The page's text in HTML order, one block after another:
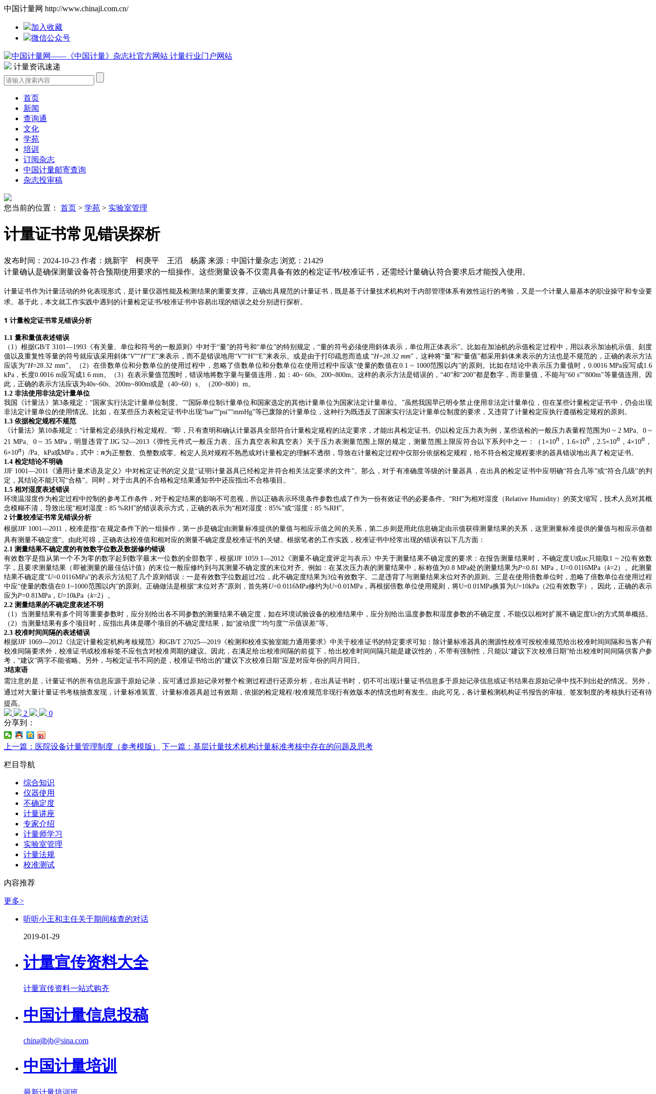
中国计量网 http://www.chinajl.com.cn/
加入收藏
微信公众号
计量资讯速递
首页
新闻
查询通
文化
学苑
培训
订阅杂志
中国计量邮寄查询
杂志投审稿
您当前的位置： 首页 > 学苑 > 实验室管理
计量证书常见错误探析
发布时间：2024-10-23 作者：姚新宇 柯庚平 王滔 杨露 来源：中国计量杂志 浏览：21429
计量确认是确保测量设备符合预期使用要求的一组操作。这些测量设备不仅需具备有效的检定证书/校准证书，还需经计量确认符合要求后才能投入使用。
计量证书作为计量活动的外化表现形式，是计量仪器性能及检测结果的重要支撑。正确出具规范的计量证书，既是基于计量技术机构对于内部管理体系有效性运行的考验，又是一个计量人最基本的职业操守和专业要
求。基于此，本文就工作实践中遇到的计量检定证书/校准证书中容易出现的错误之处分别进行探析。
1 计量检定证书常见错误分析
1.1 量和量值表述错误
（1）根据GB/T 3101—1993《有关量、单位和符号的一般原则》中对于“量”的符号和“单位”的特别规定，“量的符号必须使用斜体表示，单位用正体表示”。比如在加油机的示值检定过程中，用以表示加油机示值、刻度
值以及重复性等量的符号就应该采用斜体“V”“H”“E”来表示，而不是错误地用“V”“H”“E”来表示。或是由于打印疏忽而造成 “H=28.32 mm”，这种将“量”和“量值”都采用斜体来表示的方法也是不规范的，正确的表示方法
应该为“H=28.32 mm”。
（2）在倍数单位和分数单位的使用过程中，忽略了倍数单位和分数单位在使用过程中应该“使量的数值在0.1 ~ 1000范围以内”的原则。比如在结论中表示压力量值时，0.0016 MPa应写成1.6
kPa，长度0.0016 m应写成1.6 mm。
（3）在表示量值范围时，错误地将数字量与量值连用，如：40~ 60s、200~800m。这样的表示方法是错误的，“40”和“200”都是数字，而非量值，不能与“60 s”“800m”等量值连用。因
此， 正确的表示方法应该为40s~60s、200m~800m或是（40~60）s、（200~800）m。
1.2 非法使用非法定计量单位
我国《计量法》第3条规定：“国家实行法定计量单位制度。”“国际单位制计量单位和国家选定的其他计量单位为国家法定计量单位。”虽然我国早已明令禁止使用非法定计量单位，但在某些计量检定证书中，仍会出现
非法定计量单位的使用情况。比如，在某些压力表检定证书中出现“bar”“psi”“mmHg”等已废除的计量单位，这种行为既违反了国家实行法定计量单位制度的要求，又违背了计量检定应执行遵循检定规程的原则。
1.3 依据检定规程不规范
《计量法》第10条规定：“计量检定必须执行检定规程。”即，只有查明和确认计量器具全部符合计量检定规程的法定要求，才能出具检定证书。仍以检定压力表为例，某些送检的一般压力表量程范围为0 ~ 2 MPa、0 ~
21 MPa、0 ~ 35 MPa，明显违背了JJG 52—2013《弹性元件式一般压力表、压力真空表和真空表》关于压力表测量范围上限的规定，测量范围上限应符合以下系列中之一：（1×10n，1.6×10n， 2.5×10n ，4×10n ，
6×10n）/Pa、kPa或MPa，式中： n为正整数、负整数或零。检定人员对规程不熟悉或对计量检定的理解不透彻，导致在计量检定过程中仅部分依据检定规程，给不符合检定规程要求的器具错误地出具了检定证书。
1.4 检定结论不明确
JJF 1001—2011《通用计量术语及定义》中对检定证书的定义是“证明计量器具已经检定并符合相关法定要求的文件”。那么，对于有准确度等级的计量器具，在出具的检定证书中应明确“符合 几等”或“符合几级”的判
定，其结论不能只写“合格”。
同时，对于出具的不合格检定结果通知书中还应指出不合格项目。
1.5 相对湿度表述错误
环境温湿度作为检定过程中控制的参考工作条件，对于检定结果的影响不可忽视，所以正确表示环境条件参数也成了作为一份有效证书的必要条件。“RH”为相对湿度（Relative Humidity）的英文缩写，技术人员对其概
念模糊不清，导致出现“相对湿度：85 %RH”的错误表示方式，正确的表示为“相对湿度：85%”或“湿度：85 %RH”。
2 计量校准证书常见错误分析
根据JJF 1001—2011，校准是指“在规定条件下的一组操作，第一步是确定由测量标准提供的量值与相应示值之间的关系，第二步则是用此信息确定由示值获得测量结果的关系，这里测量标准提供的量值与相应示值都
具有测量不确定度”。由此可得，正确表达校准值和相对应的测量不确定度是校准证书的关键。根据笔者的工作实践，校准证书中经常出现的错误有以下几方面：
2.1 测量结果不确定度的有效数字位数及数据修约错误
有效数字是指从第一个不为零的数字起到数字最末一位数的全部数字，根据JJF 1059.1—2012《测量不确定度评定与表示》中关于测量结果不确定度的要求：在报告测量结果时，不确定度U或uc只能取1 ~ 2位有效数
字，且要求测量结果（即被测量的最佳估计值）的末位一般应修约到与其测量不确定度的末位对齐。 例如：在某次压力表的测量结果中，标称值为0.8 MPa处的测量结果为P=0.81 MPa， U=0.0116MPa（k=2）。 此测量
结果不确定度“U=0.0116MPa”的表示方法犯了几个原则错误：一是有效数字位数超过2位，此不确定度结果为3位有效数字。二是违背了与测量结果末位对齐的原则。三是在使用倍数单位时，忽略了倍数单位在使用过程
中应“使量的数值在0.1~1000范围以内”的原则。正确做法是根据“末位对齐”原则，首先将U=0.0116MPa修约为U=0.01MPa，再根据倍数单位使用规则，将U=0.01MPa换算为U=10kPa（2位有效数字）。
因此，正确的表示
应为P=0.81MPa， U=10kPa（k=2）。
2.2 测量结果的不确定度表述不明
（1）当测量结果有多个同等重要参数时，应分别给出各不同参数的测量结果不确定度，如在环境试验设备的校准结果中，应分别给出温度参数和湿度参数的不确定度，不能仅以相对扩展不确定度Ur的方式简单概括。
（2）当测量结果有多个项目时，应指出具体是哪个项目的不确定度结果，如“波动度”“均匀度”“示值误差”等。
2.3 校准时间间隔的表述错误
根据JJF 1069—2012《法定计量检定机构考核规范》和GB/T 27025—2019《检测和校准实验室能力通用要求》中关于校准证书的特定要求可知：除计量标准器具的溯源性校准可按校准规范给出校准时间间隔和当客户有
校准间隔要求外，校准证书或校准标签不应包含对校准周期的建议。因此，在满足给出校准间隔的前提下，给出校准时间间隔只能是建议性的，不带有强制性，只能以“建议下次校准日期”给出校准时间间隔供客户参
考，“建议”两字不能省略。另外，与检定证书不同的是，校准证书给出的“建议下次校准日期”应是对应年份的同月同日。
3结束语
需注意的是，计量证书的所有信息应源于原始记录，应可通过原始记录对整个检测过程进行还原分析，在出具证书时，切不可出现计量证书信息多于原始记录信息或证书结果在原始记录中找不到出处的情况。另外，
通过对大量计量证书考核抽查发现，计量标准装置、计量标准器具超过有效期，依据的检定规程/校准规范非现行有效版本的情况也时有发生。由此可见，各计量检测机构证书报告的审核、签发制度的考核执行还有待
提高。
2
0
分享到：
上一篇：医院设备计量管理制度（参考模版） 下一篇：基层计量技术机构计量标准考核中存在的问题及思考
栏目导航
综合知识
仪器使用
不确定度
计量讲座
专家介绍
计量师学习
实验室管理
计量法规
校准测试
内容推荐
更多>
听听小王和主任关于期间核查的对话
2019-01-29
计量宣传资料大全
计量宣传资料一站式购齐
中国计量信息投稿
chinajlbjb@sina.com
中国计量培训
最新计量培训班